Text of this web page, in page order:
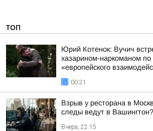
ТОП
Юрий Котенок: Вучич
хазарином-наркоманом по
«европейского
00:21
Взрыв у ресторана в
следы ведут в Вашингтон?
Вчера, 22:15